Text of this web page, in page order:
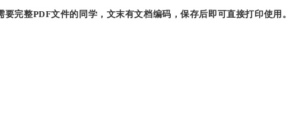
要完整PDF文件的同学，文末有文档编码，保存后即可直接打印使用。